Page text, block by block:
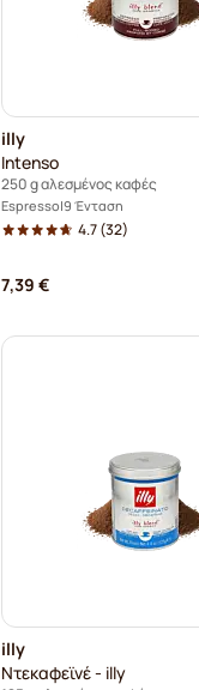
illy
Intenso
250 g αλεσμένος καφές
Espresso 9 Ένταση
4.7(32)
7,39 €
illy
Ντεκαφεϊνέ - illy